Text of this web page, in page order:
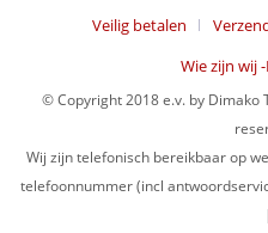
Veilig betalen
Wie zijn wij
© Copyright 2018 e.v. by Dimako
Wij zijn telefonisch bereikbaar op
telefoonnummer (incl